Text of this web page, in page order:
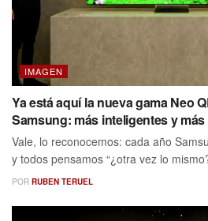
IMAGEN
Ya está aquí la nueva gama Neo
Samsung: más inteligentes y
Vale, lo reconocemos: cada año
y todos pensamos “¿otra vez lo
POR RUBEN TERUEL